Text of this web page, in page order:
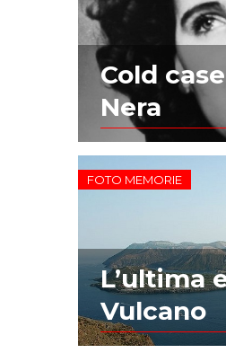
Cold
Nera
FOTO MEMORIE
L’ultima
Vulcano